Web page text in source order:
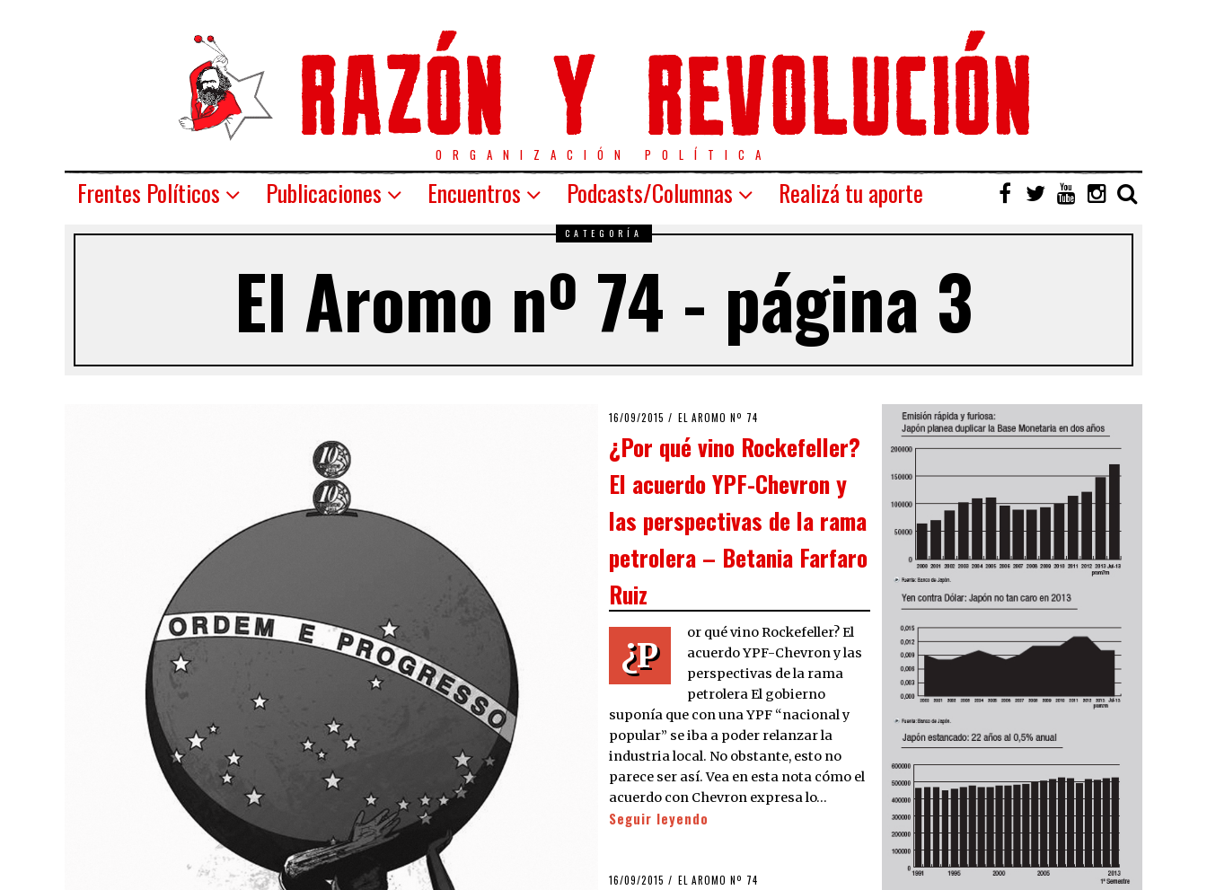
ORGANIZACIÓN POLÍTICA
Frentes Políticos Publicaciones Encuentros Podcasts/Columnas Realizá tu aporte
CATEGORÍA
El Aromo nº 74 - página 3
POSTED
16/09/2015 26/01/2016
EL AROMO Nº 74
¿Por qué vino Rockefeller?
El acuerdo YPF-Chevron y
las perspectivas de la rama
petrolera – Betania Farfaro
Ruiz
¿P
or qué vino Rockefeller? El
acuerdo YPF-Chevron y las
perspectivas de la rama
petrolera El gobierno
suponía que con una YPF “nacional y
popular” se iba a poder relanzar la
industria local. No obstante, esto no
parece ser así. Vea en esta nota cómo el
acuerdo con Chevron expresa lo…
Seguir leyendo
POSTED
16/09/2015 16/09/2015
EL AROMO Nº 74